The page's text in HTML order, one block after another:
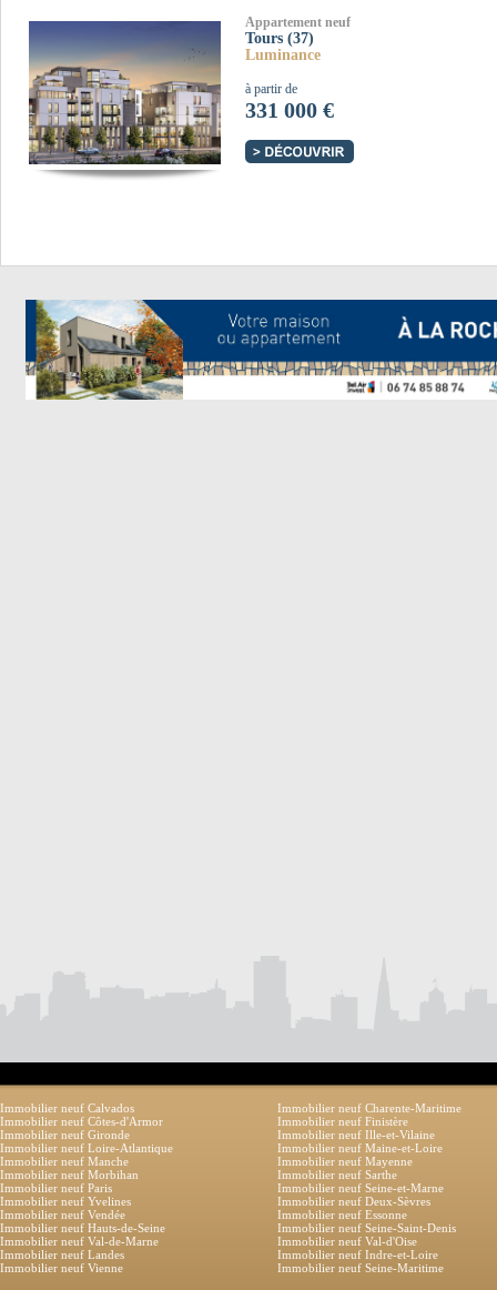
Appartement neuf
Tours (37)
Luminance
à partir de
331 000 €
Immobilier neuf Calvados
Immobilier neuf Charente-Maritime
Immobilier neuf Côtes-d'Armor
Immobilier neuf Finistère
Immobilier neuf Gironde
Immobilier neuf Ille-et-Vilaine
Immobilier neuf Loire-Atlantique
Immobilier neuf Maine-et-Loire
Immobilier neuf Manche
Immobilier neuf Mayenne
Immobilier neuf Morbihan
Immobilier neuf Sarthe
Immobilier neuf Paris
Immobilier neuf Seine-et-Marne
Immobilier neuf Yvelines
Immobilier neuf Deux-Sèvres
Immobilier neuf Vendée
Immobilier neuf Essonne
Immobilier neuf Hauts-de-Seine
Immobilier neuf Seine-Saint-Denis
Immobilier neuf Val-de-Marne
Immobilier neuf Val-d'Oise
Immobilier neuf Landes
Immobilier neuf Indre-et-Loire
Immobilier neuf Vienne
Immobilier neuf Seine-Maritime